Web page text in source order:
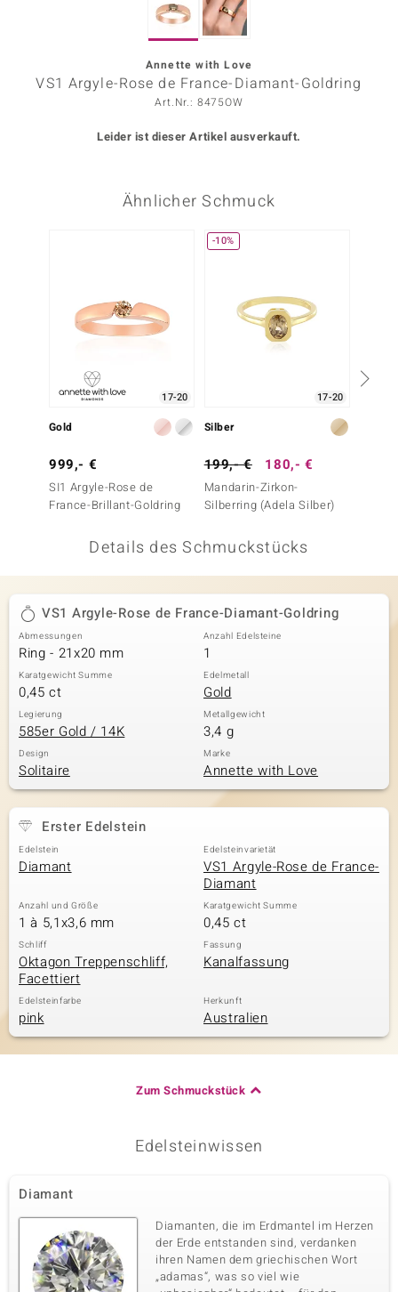
Collection
Classics
Annette with Love
VS1 Argyle-Rose de France-Diamant-Goldring
Art.Nr.: 8475OW
Leider ist dieser Artikel ausverkauft.
Ähnlicher Schmuck
17-20
Gold
999,- €
SI1 Argyle-Rose de
France-Brillant-Goldring
-10%
17-20
Silber
199,- € 180,- €
Mandarin-Zirkon-
Silberring (Adela Silber)
Details des Schmuckstücks
VS1 Argyle-Rose de France-Diamant-Goldring
Abmessungen
Ring - 21x20 mm
Anzahl Edelsteine
1
Karatgewicht Summe
0,45 ct
Edelmetall
Gold
Legierung
585er Gold / 14K
Metallgewicht
3,4 g
Design
Solitaire
Marke
Annette with Love
Erster Edelstein
Edelstein
Diamant
Edelsteinvarietät
VS1 Argyle-Rose de France-
Diamant
Anzahl und Größe
1 à 5,1x3,6 mm
Karatgewicht Summe
0,45 ct
Schliff
Oktagon Treppenschliff,
Facettiert
Fassung
Kanalfassung
Edelsteinfarbe
pink
Herkunft
Australien
Zum Schmuckstück
Edelsteinwissen
Diamant
Diamanten, die im Erdmantel im Herzen
der Erde entstanden sind, verdanken
ihren Namen dem griechischen Wort
„adamas“, was so viel wie